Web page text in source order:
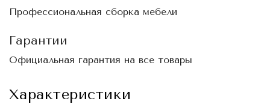
Профессиональная сборка мебели
Гарантии
Официальная гарантия на все товары
Характеристики